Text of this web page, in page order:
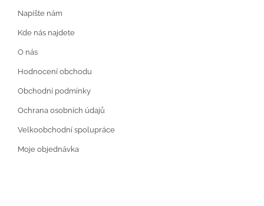
Napište nám
Kde nás najdete
O nás
Hodnocení obchodu
Obchodní podmínky
Ochrana osobních údajů
Velkoobchodní spolupráce
Moje objednávka